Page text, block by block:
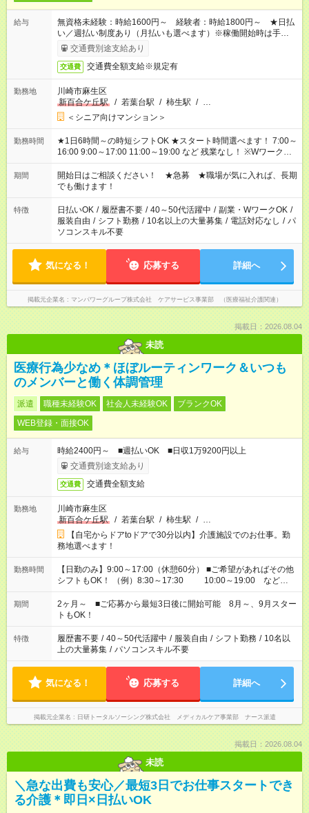
給与
無資格未経験：時給1600円～ 経験者：時給1800円～ ★日払
い／週払い制度あり（月払いも選べます）※稼働開始時は手続き
完了次第のお支払いとなります。
交通費別途支給あり
交通費 交通費全額支給※規定有
勤務地
川崎市麻生区
新百合ケ丘駅
/ 若葉台駅 / 柿生駅 / …
＜シニア向けマンション＞
勤務時間
★1日6時間～の時短シフトOK ★スタート時間選べます！ 7:00～
16:00 9:00～17:00 11:00～19:00 など 残業なし！ ※Wワークの
場合、他のお仕事と合わせ週40時間超の就業はご案内できませ
ん ※法令に基づき、週20時間以上勤務は社会保険への加入対象
となります ※労働者派遣法（日雇い派遣の原則禁止）により、
短時間・短期間の就業はご案内が難しい場合があります
期間
開始日はご相談ください！ ★急募 ★職場が気に入れば、長期
でも働けます！
特徴 日払いOK / 履歴書不要 / 40～50代活躍中 / 副業・WワークOK /
服装自由 / シフト勤務 / 10名以上の大量募集 / 電話対応なし / パ
ソコンスキル不要
気になる！ 応募する 詳細へ
掲載元企業名 マンパワーグループ株式会社 ケアサービス事業部 （医療福祉介護関連）
掲載日：2026.08.04
未読
医療行為少なめ＊ほぼルーティンワーク＆いつも
のメンバーと働く体調管理
派遣 職種未経験OK 社会人未経験OK
ブランクOK
WEB登録・面接OK
給与
時給2400円～ ■週払いOK ■日収1万9200円以上
交通費別途支給あり
交通費 交通費全額支給
勤務地
川崎市麻生区
新百合ケ丘駅
/ 若葉台駅 / 柿生駅 / …
【自宅からドアtoドアで30分以内】介護施設でのお仕事。勤
務地選べます！
勤務時間
【日勤のみ】9:00～17:00（休憩60分） ■ご希望があればその他
シフトもOK！ （例）8:30～17:30 10:00～19:00 など
「家族とお休みを合わせたい」 「できれば残業はしたくない」
など、あなたのご希望に沿ったお仕事をご紹介します！ ※Wワ
ーク希望の方へ 今ご覧のお仕事で希望する勤務時間と、もう1つ
のお仕事の勤務時間。 合計で週40時間を超える場合は応募でき
ません
期間
2ヶ月～ ■ご応募から最短3日後に開始可能 8月～、9月スター
トもOK！
特徴 履歴書不要 / 40～50代活躍中 / 服装自由 / シフト勤務 / 10名以
上の大量募集 / パソコンスキル不要
気になる！ 応募する 詳細へ
掲載元企業名 日研トータルソーシング株式会社 メディカルケア事業部 ナース派遣
掲載日：2026.08.04
未読
＼急な出費も安心／最短3日でお仕事スタートでき
る介護＊即日×日払いOK